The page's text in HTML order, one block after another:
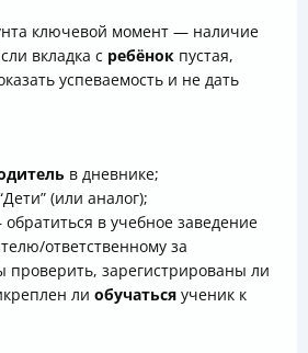
ключевой момент — наличие
вкладка с ребёнок пустая,
успеваемость и не дать
в дневнике;
(или аналог);
в учебное заведение
ответственному за
проверить, зарегистрированы ли
ли обучаться ученик к